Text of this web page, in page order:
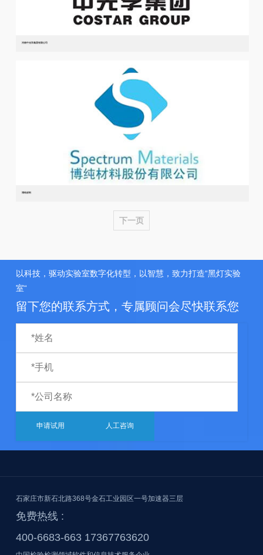
河南中光学集团有限公司
博纯材料
下一页
以科技，驱动实验室数字化转型，以智慧，致力打造“黑灯实验
室“
留下您的联系方式，专属顾问会尽快联系您
申请试用 人工咨询
石家庄市新石北路368号金石工业园区一号加速器三层
免费热线 :
400-6683-663 17367763620